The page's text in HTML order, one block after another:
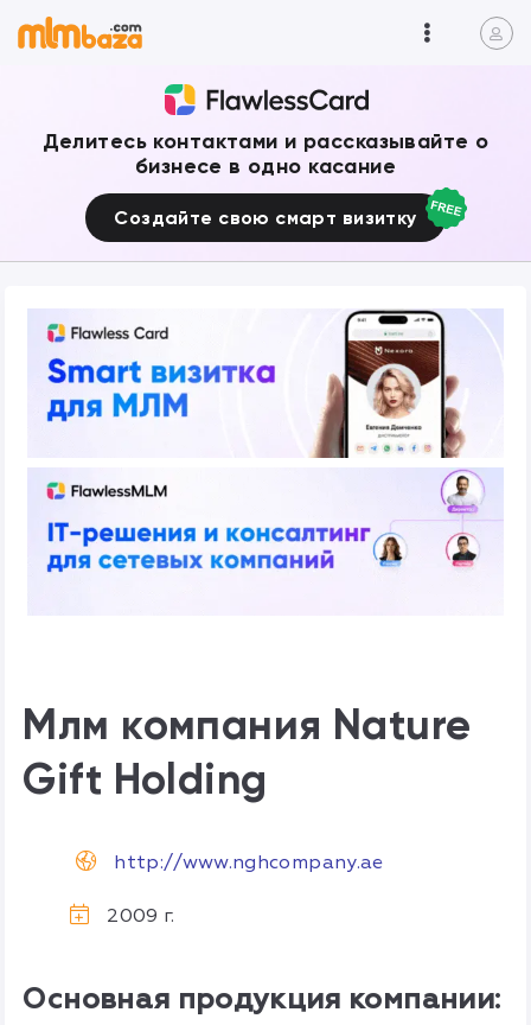
Делитесь контактами и рассказывайте о
бизнесе в одно касание
Создайте свою смарт визитку
Млм компания Nature
Gift Holding
http://www.nghcompany.ae
2009 г.
Основная продукция компании: